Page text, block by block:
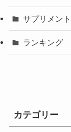
サプリメント
ランキング
カテゴリー